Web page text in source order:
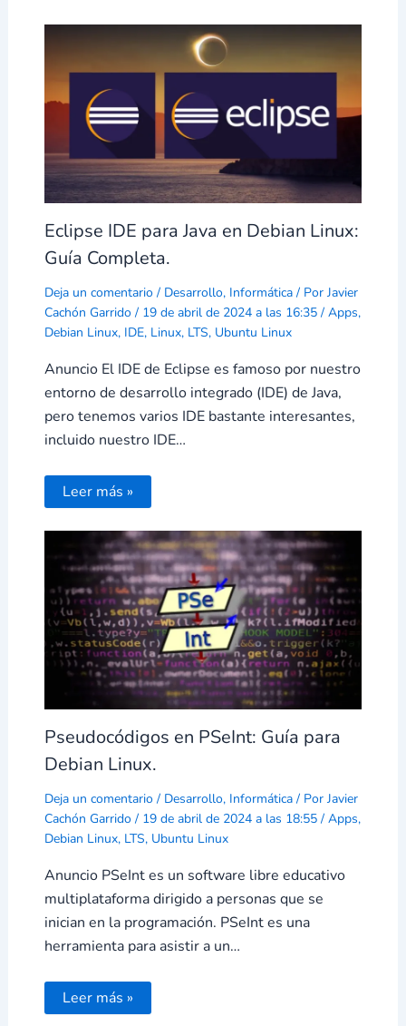
Eclipse IDE para Java en Debian Linux:
Guía Completa.
Deja un comentario / Desarrollo, Informática/ Por Javier
Cachón Garrido / 19 de abril de 2024 a las 16:35 / Apps,
Debian Linux, IDE, Linux, LTS, Ubuntu Linux
Anuncio El IDE de Eclipse es famoso por nuestro
entorno de desarrollo integrado (IDE) de Java,
pero tenemos varios IDE bastante interesantes,
incluido nuestro IDE…
Leer más »
Pseudocódigos en PSeInt: Guía para
Debian Linux.
Deja un comentario / Desarrollo, Informática/ Por Javier
Cachón Garrido / 19 de abril de 2024 a las 18:55 / Apps,
Debian Linux, LTS, Ubuntu Linux
Anuncio PSeInt es un software libre educativo
multiplataforma dirigido a personas que se
inician en la programación. PSeInt es una
herramienta para asistir a un…
Leer más »